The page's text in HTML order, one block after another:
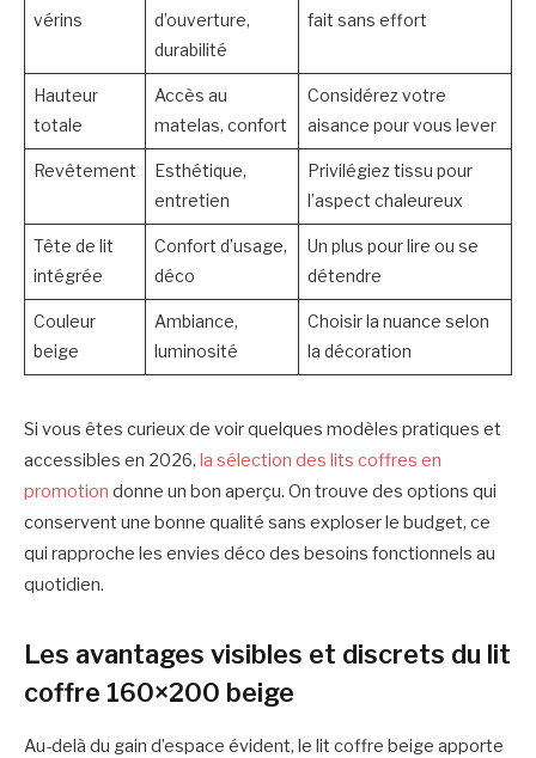
vérins
d’ouverture,
durabilité
fait sans effort
Hauteur
totale
Accès au
matelas, confort
Considérez votre
aisance pour vous lever
Revêtement
Esthétique,
entretien
Privilégiez tissu pour
l’aspect chaleureux
Tête de lit
intégrée
Confort d’usage,
déco
Un plus pour lire ou se
détendre
Couleur
beige
Ambiance,
luminosité
Choisir la nuance selon
la décoration
Si vous êtes curieux de voir quelques modèles pratiques et
accessibles en 2026, la sélection des lits coffres en
promotion donne un bon aperçu. On trouve des options qui
conservent une bonne qualité sans exploser le budget, ce
qui rapproche les envies déco des besoins fonctionnels au
quotidien.
Les avantages visibles et discrets du lit
coffre 160×200 beige
Au-delà du gain d’espace évident, le lit coffre beige apporte